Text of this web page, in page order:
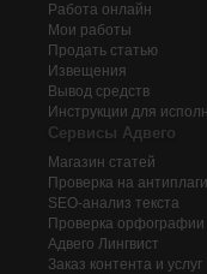
Работа онлайн
Мои работы
Продать статью
Извещения
Вывод средств
Инструкции для
Сервисы Адвего
Магазин статей
Проверка на
SEO-анализ текста
Проверка орфографии
Адвего Лингвист
Заказ контента и услуг